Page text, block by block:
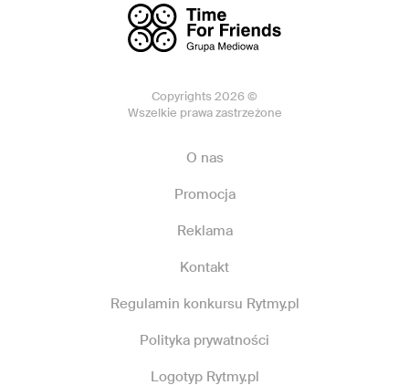
Copyrights 2026 ©
Wszelkie prawa zastrzeżone
O nas
Promocja
Reklama
Kontakt
Regulamin konkursu Rytmy.pl
Polityka prywatności
Logotyp Rytmy.pl